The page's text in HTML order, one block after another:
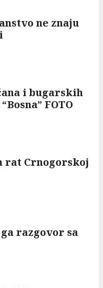
ne znaju
i bugarskih
FOTO
rat Crnogorskoj
razgovor sa